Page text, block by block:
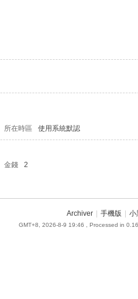
所在時區 使用系統默認
金錢
2
Archiver 手機版 小
GMT+8, 2026-8-9 19:46 , Processed in